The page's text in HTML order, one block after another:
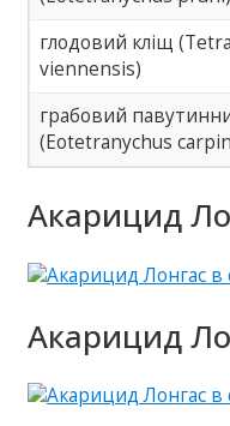
глодовий кліщ
viennensis)
грабовий
(Eotetranychus
Акарицид
Акарицид